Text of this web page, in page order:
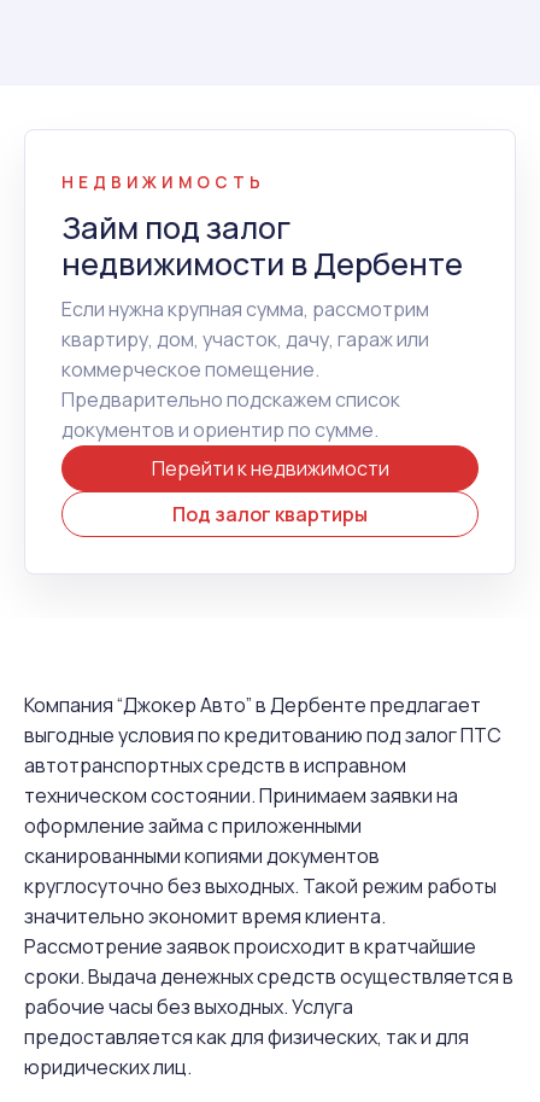
НЕДВИЖИМОСТЬ
Займ под залог
недвижимости в Дербенте
Если нужна крупная сумма, рассмотрим
квартиру, дом, участок, дачу, гараж или
коммерческое помещение.
Предварительно подскажем список
документов и ориентир по сумме.
Перейти к недвижимости
Под залог квартиры
Компания “Джокер Авто” в Дербенте предлагает
выгодные условия по кредитованию под залог ПТС
автотранспортных средств в исправном
техническом состоянии. Принимаем заявки на
оформление займа с приложенными
сканированными копиями документов
круглосуточно без выходных. Такой режим работы
значительно экономит время клиента.
Рассмотрение заявок происходит в кратчайшие
сроки. Выдача денежных средств осуществляется в
рабочие часы без выходных. Услуга
предоставляется как для физических, так и для
юридических лиц.